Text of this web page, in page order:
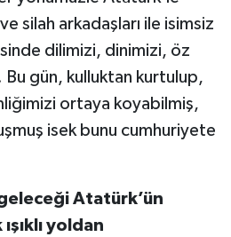
silah arkadaşları ile isimsiz
dilimizi, dinimizi, öz
Bu gün, kulluktan kurtulup,
ortaya koyabilmiş,
isek bunu cumhuriyete
Atatürk’ün
yoldan